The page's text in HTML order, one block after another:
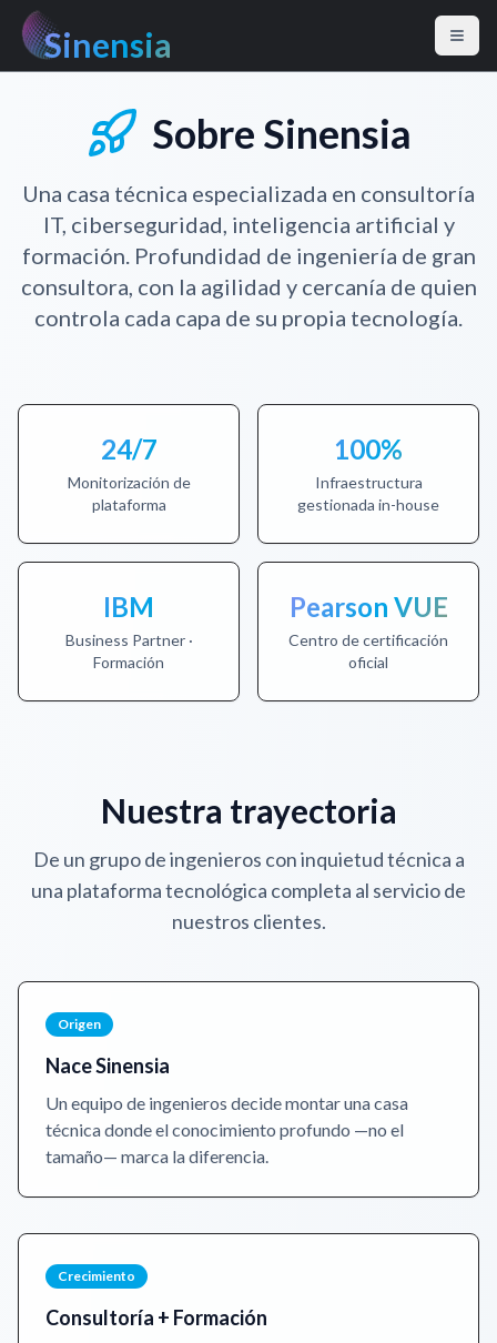
Sinensia
Sobre Sinensia
Una casa técnica especializada en consultoría
IT, ciberseguridad, inteligencia artificial y
formación. Profundidad de ingeniería de gran
consultora, con la agilidad y cercanía de quien
controla cada capa de su propia tecnología.
24/7
Monitorización de
plataforma
100%
Infraestructura
gestionada in-house
IBM
Business Partner ·
Formación
Pearson VUE
Centro de certificación
oficial
Nuestra trayectoria
De un grupo de ingenieros con inquietud técnica a
una plataforma tecnológica completa al servicio de
nuestros clientes.
Origen
Nace Sinensia
Un equipo de ingenieros decide montar una casa
técnica donde el conocimiento profundo —no el
tamaño— marca la diferencia.
Crecimiento
Consultoría + Formación